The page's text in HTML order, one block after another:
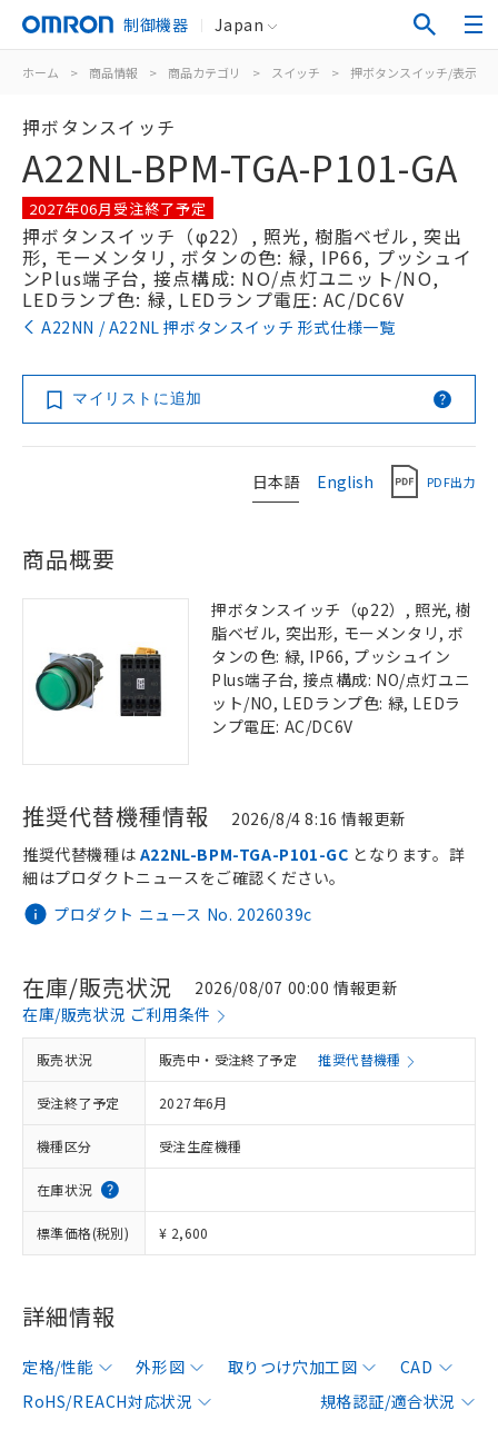
制御機器 Japan
ホーム > 商品情報 > 商品カテゴリ > スイッチ > 押ボタンスイッチ/表示灯
押ボタンスイッチ
A22NL-BPM-TGA-P101-GA
2027年06月受注終了予定
押ボタンスイッチ（φ22）, 照光, 樹脂ベゼル, 突出
形, モーメンタリ, ボタンの色: 緑, IP66, プッシュイ
ンPlus端子台, 接点構成: NO/点灯ユニット/NO,
LEDランプ色: 緑, LEDランプ電圧: AC/DC6V
A22NN / A22NL 押ボタンスイッチ 形式仕様一覧
マイリストに追加
日本語 English PDF出力
商品概要
押ボタンスイッチ（φ22）, 照光, 樹
脂ベゼル, 突出形, モーメンタリ, ボ
タンの色: 緑, IP66, プッシュイン
Plus端子台, 接点構成: NO/点灯ユニ
ット/NO, LEDランプ色: 緑, LEDラ
ンプ電圧: AC/DC6V
推奨代替機種情報 2026/8/4 8:16 情報更新
プロダクト ニュース No. 2026039c
推奨代替機種は A22NL-BPM-TGA-P101-GC となります。詳
細はプロダクトニュースをご確認ください。
在庫/販売状況
2026/08/07 00:00 情報更新
在庫/販売状況 ご利用条件
販売状況 販売中・受注終了予定 推奨代替機種
受注終了予定 2027年6月
機種区分 受注生産機種
在庫状況
標準価格(税別) ¥ 2,600
詳細情報
定格/性能 外形図 取りつけ穴加工図
CAD
RoHS/REACH対応状況
規格認証/適合状況